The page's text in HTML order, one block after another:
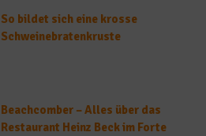
So bildet sich eine krosse
Schweinebratenkruste
Beachcomber – Alles über das
Restaurant Heinz Beck im Forte